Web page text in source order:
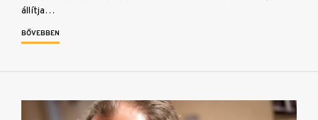
állítja…
BŐVEBBEN